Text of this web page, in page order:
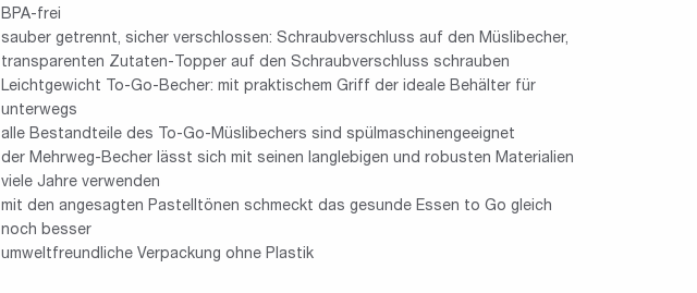
BPA-frei
sauber getrennt, sicher verschlossen: Schraubverschluss auf den Müslibecher,
transparenten Zutaten-Topper auf den Schraubverschluss schrauben
Leichtgewicht To-Go-Becher: mit praktischem Griff der ideale Behälter für
unterwegs
alle Bestandteile des To-Go-Müslibechers sind spülmaschinengeeignet
der Mehrweg-Becher lässt sich mit seinen langlebigen und robusten Materialien
viele Jahre verwenden
mit den angesagten Pastelltönen schmeckt das gesunde Essen to Go gleich
noch besser
umweltfreundliche Verpackung ohne Plastik